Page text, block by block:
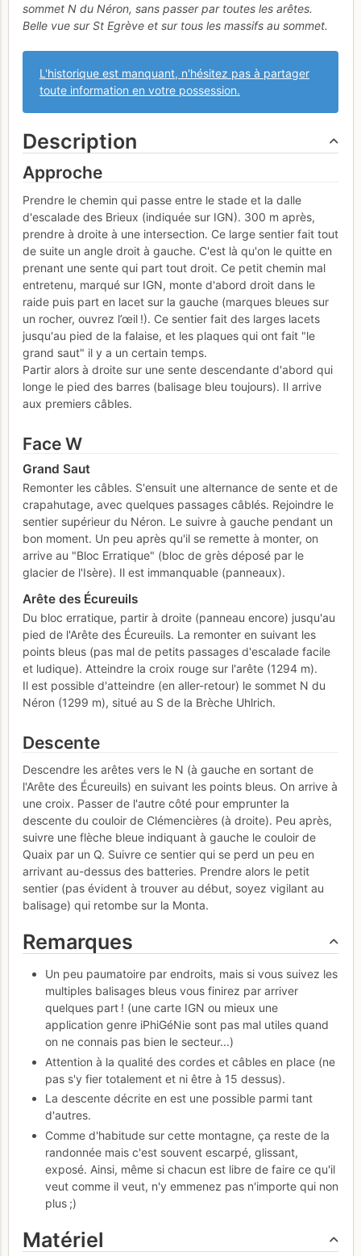
sommet N du Néron, sans passer par toutes les arêtes.
Belle vue sur St Egrève et sur tous les massifs au sommet.
L'historique est manquant, n'hésitez pas à partager
toute information en votre possession.
Description
Approche
Prendre le chemin qui passe entre le stade et la dalle
d'escalade des Brieux (indiquée sur IGN). 300 m après,
prendre à droite à une intersection. Ce large sentier fait tout
de suite un angle droit à gauche. C'est là qu'on le quitte en
prenant une sente qui part tout droit. Ce petit chemin mal
entretenu, marqué sur IGN, monte d'abord droit dans le
raide puis part en lacet sur la gauche (marques bleues sur
un rocher, ouvrez l’œil !). Ce sentier fait des larges lacets
jusqu'au pied de la falaise, et les plaques qui ont fait "le
grand saut" il y a un certain temps.
Partir alors à droite sur une sente descendante d'abord qui
longe le pied des barres (balisage bleu toujours). Il arrive
aux premiers câbles.
Face W
Grand Saut
Remonter les câbles. S'ensuit une alternance de sente et de
crapahutage, avec quelques passages câblés. Rejoindre le
sentier supérieur du Néron. Le suivre à gauche pendant un
bon moment. Un peu après qu'il se remette à monter, on
arrive au "Bloc Erratique" (bloc de grès déposé par le
glacier de l'Isère). Il est immanquable (panneaux).
Arête des Écureuils
Du bloc erratique, partir à droite (panneau encore) jusqu'au
pied de l'Arête des Écureuils. La remonter en suivant les
points bleus (pas mal de petits passages d'escalade facile
et ludique). Atteindre la croix rouge sur l'arête (1294 m).
Il est possible d'atteindre (en aller-retour) le sommet N du
Néron (1299 m), situé au S de la Brèche Uhlrich.
Descente
Descendre les arêtes vers le N (à gauche en sortant de
l'Arête des Écureuils) en suivant les points bleus. On arrive à
une croix. Passer de l'autre côté pour emprunter la
descente du couloir de Clémencières (à droite). Peu après,
suivre une flèche bleue indiquant à gauche le couloir de
Quaix par un Q. Suivre ce sentier qui se perd un peu en
arrivant au-dessus des batteries. Prendre alors le petit
sentier (pas évident à trouver au début, soyez vigilant au
balisage) qui retombe sur la Monta.
Remarques
Un peu paumatoire par endroits, mais si vous suivez les
multiples balisages bleus vous finirez par arriver
quelques part ! (une carte IGN ou mieux une
application genre iPhiGéNie sont pas mal utiles quand
on ne connais pas bien le secteur...)
Attention à la qualité des cordes et câbles en place (ne
pas s'y fier totalement et ni être à 15 dessus).
La descente décrite en est une possible parmi tant
d'autres.
Comme d'habitude sur cette montagne, ça reste de la
randonnée mais c'est souvent escarpé, glissant,
exposé. Ainsi, même si chacun est libre de faire ce qu'il
veut comme il veut, n'y emmenez pas n'importe qui non
plus ;)
Matériel